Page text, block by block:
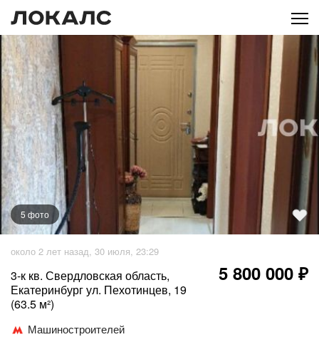
5 фото
около 2 лет назад, 30 июля, 23:29
3-к кв. Свердловская область,
Екатеринбург ул. Пехотинцев, 19
(63.5 м²)
5 800 000 ₽
Машиностроителей